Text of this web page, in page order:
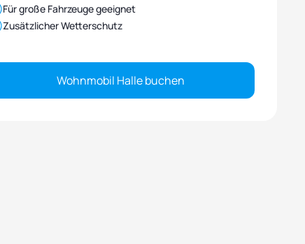
Für große Fahrzeuge geeignet
Zusätzlicher Wetterschutz
Wohnmobil Halle buchen